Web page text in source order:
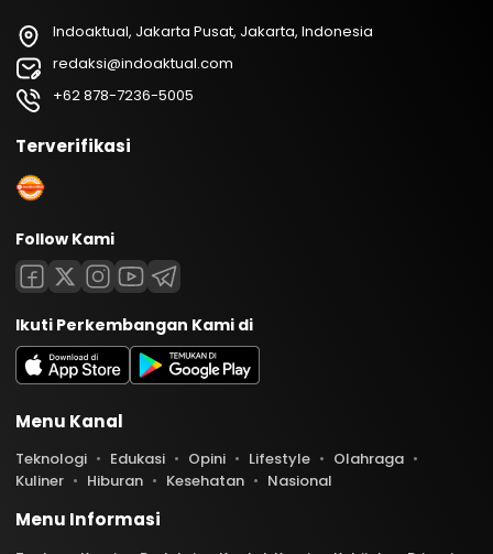
Indoaktual, Jakarta Pusat, Jakarta, Indonesia
redaksi@indoaktual.com
+62 878-7236-5005
Terverifikasi
Follow Kami
Ikuti Perkembangan Kami di
Menu Kanal
Teknologi Edukasi Opini Lifestyle
Olahraga
Kuliner
Hiburan Kesehatan Nasional
Menu Informasi